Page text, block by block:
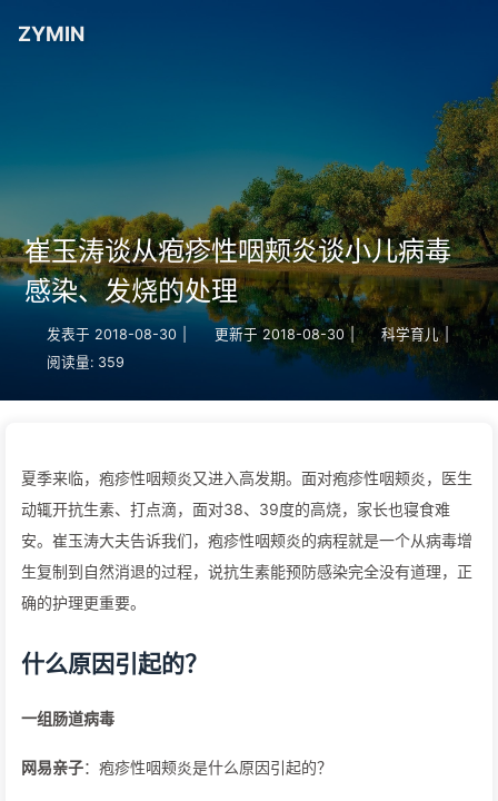
ZYMIN
崔玉涛谈从疱疹性咽颊炎谈小儿病毒
感染、发烧的处理
发表于 2018-08-30 更新于 2018-08-30 | 科学育儿
阅读量: 359
夏季来临，疱疹性咽颊炎又进入高发期。面对疱疹性咽颊炎，医生
动辄开抗生素、打点滴，面对38、39度的高烧，家长也寝食难
安。崔玉涛大夫告诉我们，疱疹性咽颊炎的病程就是一个从病毒增
生复制到自然消退的过程，说抗生素能预防感染完全没有道理，正
确的护理更重要。
什么原因引起的？
一组肠道病毒
网易亲子：疱疹性咽颊炎是什么原因引起的？